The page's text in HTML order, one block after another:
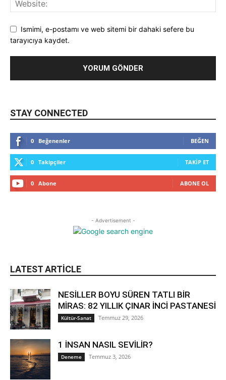
Ismimi, e-postamı ve web sitemi bir dahaki sefere bu
tarayıcıya kaydet.
STAY CONNECTED
0 Beğenenler BEĞEN
0 Takipçiler TAKIP ET
0 Abone ABONE OL
- Advertisement -
LATEST ARTICLE
NESİLLER BOYU SÜREN TATLI BİR
MİRAS: 82 YILLIK ÇINAR İNCİ PASTANESİ
Kültür-Sanat Temmuz 29, 2026
1 İNSAN NASIL SEVİLİR?
Deneme Temmuz 3, 2026